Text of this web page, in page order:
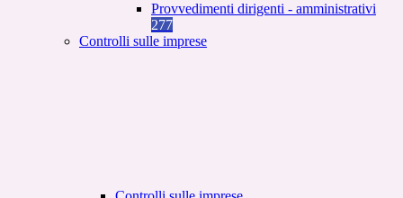
Provvedimenti dirigenti - amministrativi
277
Controlli sulle imprese